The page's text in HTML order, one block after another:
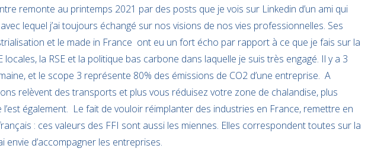
remonte au printemps 2021 par des posts que je vois sur Linkedin d’un ami qui
lequel j’ai toujours échangé sur nos visions de nos vies professionnelles. Ses
et le made in France ont eu un fort écho par rapport à ce que je fais sur la
la RSE et la politique bas carbone dans laquelle je suis très engagé. Il y a 3
et le scope 3 représente 80% des émissions de CO2 d’une entreprise. A
relèvent des transports et plus vous réduisez votre zone de chalandise, plus
l’est également. Le fait de vouloir réimplanter des industries en France, remettre en
: ces valeurs des FFI sont aussi les miennes. Elles correspondent toutes sur la
envie d’accompagner les entreprises.